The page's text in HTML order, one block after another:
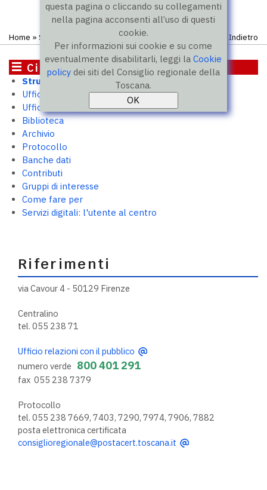
questa pagina o cliccando su collegamenti
nella pagina acconsenti all’uso di questi
cookie.
Per informazioni sui cookie e su come
eventualmente disabilitarli, leggi laCookie
policy dei siti del Consiglio regionale della
Toscana.
Home » Struttura e uffici Indietro
Cittadini
Struttura e uffici
Ufficio relazioni con il pubblico
Ufficio stampa
Biblioteca
Archivio
Protocollo
Banche dati
Contributi
Gruppi di interesse
Come fare per
Servizi digitali: l'utente al centro
Riferimenti
via Cavour 4 - 50129 Firenze
Centralino
tel. 055 238 71
Ufficio relazioni con il pubblico
numero verde 800 401 291
fax 055 238 7379
Protocollo
tel. 055 238 7669, 7403, 7290, 7974, 7906, 7882
posta elettronica certificata
consiglioregionale@postacert.toscana.it